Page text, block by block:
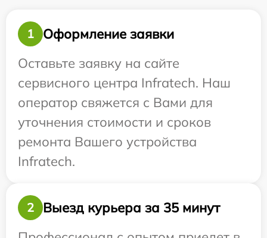
1
Оформление заявки
Оставьте заявку на сайте
сервисного центра Infratech. Наш
оператор свяжется с Вами для
уточнения стоимости и сроков
ремонта Вашего устройства
Infratech.
2
Выезд курьера за 35 минут